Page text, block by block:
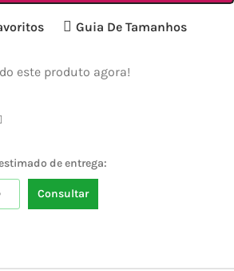
Guia De Tamanhos
este produto agora!
de entrega:
Consultar